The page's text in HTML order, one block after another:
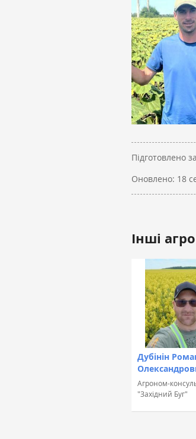
Підготовлено
Оновлено: 18
Інші
Дубінін
Агроном-
"Західний Буг"